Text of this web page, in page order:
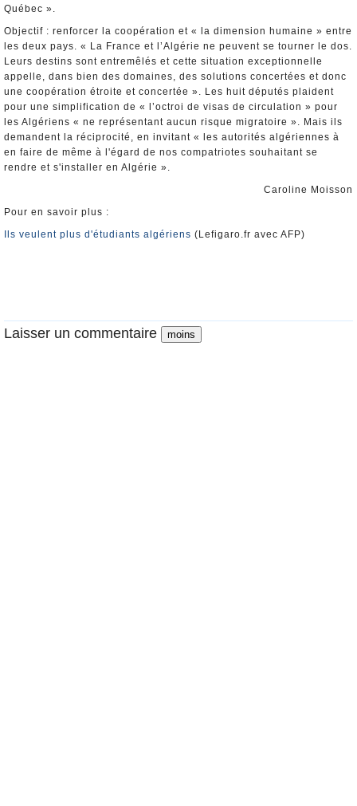
Québec ».
Objectif : renforcer la coopération et « la dimension humaine » entre
les deux pays. « La France et l’Algérie ne peuvent se tourner le dos.
Leurs destins sont entremêlés et cette situation exceptionnelle
appelle, dans bien des domaines, des solutions concertées et donc
une coopération étroite et concertée ». Les huit députés plaident
pour une simplification de « l’octroi de visas de circulation » pour
les Algériens « ne représentant aucun risque migratoire ». Mais ils
demandent la réciprocité, en invitant « les autorités algériennes à
en faire de même à l'égard de nos compatriotes souhaitant se
rendre et s'installer en Algérie ».
Caroline Moisson
Pour en savoir plus :
Ils veulent plus d'étudiants algériens (Lefigaro.fr avec AFP)
Laisser un commentaire